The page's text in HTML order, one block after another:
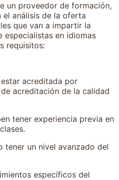
un proveedor de formación,
el análisis de la oferta
que van a impartir la
especialistas en idiomas
requisitos:
acreditada por
acreditación de la calidad
tener experiencia previa en
tener un nivel avanzado del
específicos del